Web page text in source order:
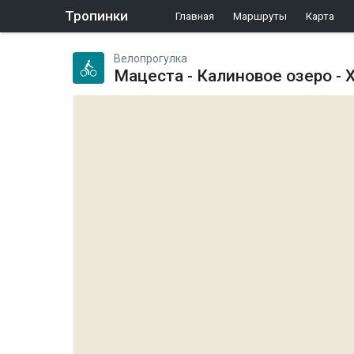
Тропинки Главная Маршруты Карта
Велопрогулка
Мацеста - Калиновое озеро -